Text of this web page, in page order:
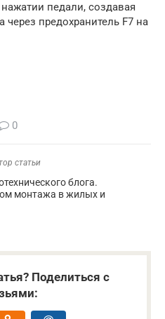
педали, создавая
предохранитель F7 на
0
статьи
блога.
монтажа в жилых и
Поделиться с